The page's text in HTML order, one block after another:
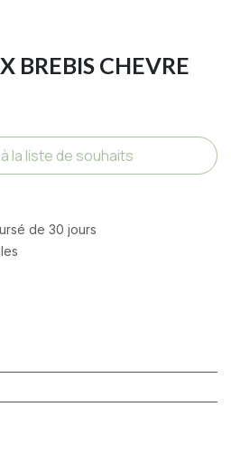
BREBIS CHEVRE
la liste de souhaits
de 30 jours